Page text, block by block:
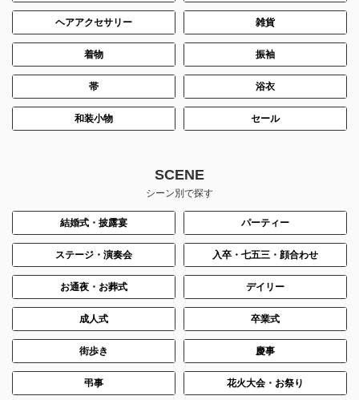
ヘアアクセサリー 雑貨
着物 振袖
帯 浴衣
和装小物 セール
SCENE
シーン別で探す
結婚式・披露宴 パーティー
ステージ・演奏会 入卒・七五三・顔合わせ
お通夜・お葬式 デイリー
成人式 卒業式
街歩き 慶事
弔事 花火大会・お祭り